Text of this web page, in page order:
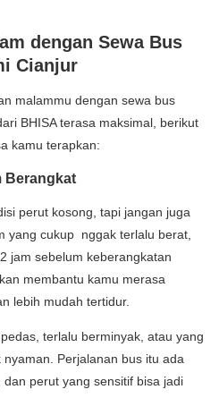
dengan Sewa Bus
Cianjur
malammu dengan sewa bus
BHISA terasa maksimal, berikut
kamu terapkan:
Berangkat
perut kosong, tapi jangan juga
yang cukup nggak terlalu berat,
jam sebelum keberangkatan
membantu kamu merasa
lebih mudah tertidur.
terlalu berminyak, atau yang
Perjalanan bus itu ada
perut yang sensitif bisa jadi